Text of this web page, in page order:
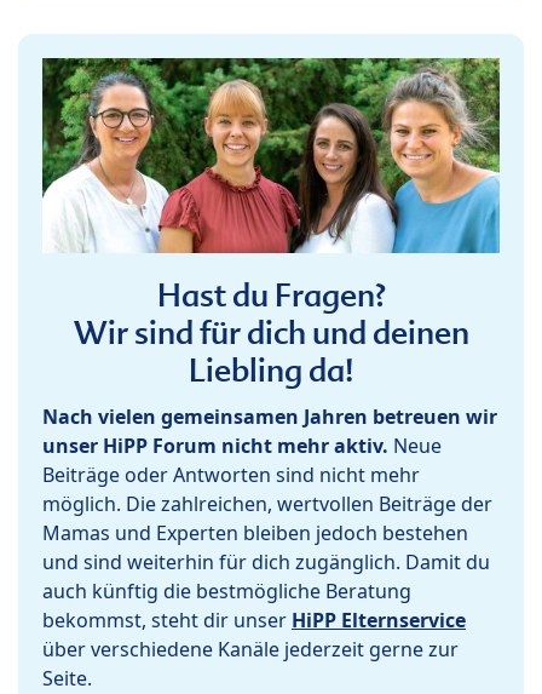
Hast du Fragen?
Wir sind für dich und deinen
Liebling da!
Nach vielen gemeinsamen Jahren betreuen wir
unser HiPP Forum nicht mehr aktiv. Neue
Beiträge oder Antworten sind nicht mehr
möglich. Die zahlreichen, wertvollen Beiträge der
Mamas und Experten bleiben jedoch bestehen
und sind weiterhin für dich zugänglich. Damit du
auch künftig die bestmögliche Beratung
bekommst, steht dir unser HiPP Elternservice
über verschiedene Kanäle jederzeit gerne zur
Seite.